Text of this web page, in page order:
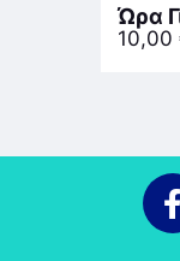
Ώρα
10,00